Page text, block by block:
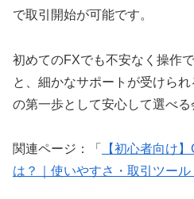
で取引開始が可能です。
初めてのFXでも不安なく操作
と、細かなサポートが受けら
の第一歩として安心して選べる
関連ページ：「
【初心者向け
は？｜使いやすさ・取引ツー